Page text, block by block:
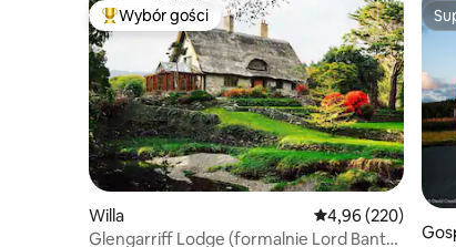
Najpopularniejsze z kategorii Wybór gości
Wybór gości
Willa Średnia ocena:
4,96 (220)
Glengarriff Lodge (formalnie Lord Bantry